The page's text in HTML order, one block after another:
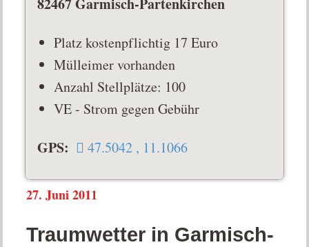
Platz kostenpflichtig 17 Euro
Mülleimer vorhanden
Anzahl Stellplätze: 100
VE - Strom gegen Gebühr
GPS: 47.5042 , 11.1066
27. Juni 2011
Traumwetter in Garmisch-